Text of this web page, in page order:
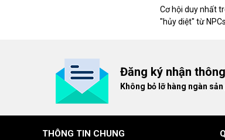
Cơ hội duy nhất
"hủy diệt" từ
Đăng ký nhận
Không bỏ lỡ hàng ngàn
THÔNG TIN CHUNG